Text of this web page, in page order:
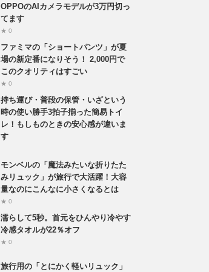
OPPOのAIカメラモデルが3万円切っ
てます
★ 0
ファミマの「ショートパンツ」が夏
場の新定番になりそう！ 2,000円で
このクオリティはすごい
★ 0
持ち運び・普段の保管・いざという
時の使い勝手3拍子揃った簡易トイ
レ！もしものときの安心感が違いま
す
モンベルの「魔法みたいな折りたた
みリュック」が旅行で大活躍！大容
量なのにこんなに小さくなるとは
★ 0
濡らして5秒。首元をひんやり冷やす
冷感タオルが22％オフ
★ 0
旅行用の「とにかく軽いリュック」